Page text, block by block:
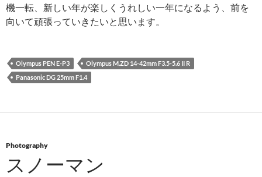
機一転、新しい年が楽しくうれしい一年になるよう、前を
向いて頑張っていきたいと思います。
Olympus PEN E-P3
Olympus M.ZD 14-42mm F3.5-5.6 II R
Panasonic DG 25mm F1.4
Photography
スノーマン